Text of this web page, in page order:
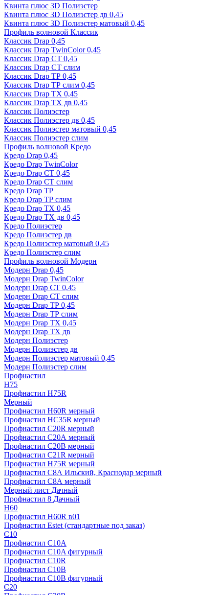
Квинта плюс 3D Полиэстер
Квинта плюс 3D Полиэстер дв 0,45
Квинта плюс 3D Полиэстер матовый 0,45
Профиль волновой Классик
Классик Drap 0,45
Классик Drap TwinColor 0,45
Классик Drap СТ 0,45
Классик Drap СТ слим
Классик Drap ТР 0,45
Классик Drap ТР слим 0,45
Классик Drap ТХ 0,45
Классик Drap ТХ дв 0,45
Классик Полиэстер
Классик Полиэстер дв 0,45
Классик Полиэстер матовый 0,45
Классик Полиэстер слим
Профиль волновой Кредо
Кредо Drap 0,45
Кредо Drap TwinColor
Кредо Drap СТ 0,45
Кредо Drap СТ слим
Кредо Drap ТР
Кредо Drap ТР слим
Кредо Drap ТХ 0,45
Кредо Drap ТХ дв 0,45
Кредо Полиэстер
Кредо Полиэстер дв
Кредо Полиэстер матовый 0,45
Кредо Полиэстер слим
Профиль волновой Модерн
Модерн Drap 0,45
Модерн Drap TwinColor
Модерн Drap СТ 0,45
Модерн Drap СТ слим
Модерн Drap ТР 0,45
Модерн Drap ТР слим
Модерн Drap ТХ 0,45
Модерн Drap ТХ дв
Модерн Полиэстер
Модерн Полиэстер дв
Модерн Полиэстер матовый 0,45
Модерн Полиэстер слим
Профнастил
H75
Профнастил H75R
Мерный
Профнастил H60R мерный
Профнастил HC35R мерный
Профнастил С20R мерный
Профнастил С20А мерный
Профнастил С20В мерный
Профнастил С21R мерный
Профнастил Н75R мерный
Профнастил С8А Ильский, Краснодар мерный
Профнастил С8А мерный
Мерный лист Дачный
Профнастил 8 Дачный
Н60
Профнастил H60R в01
Профнастил Estet (стандартные под заказ)
C10
Профнастил С10A
Профнастил С10A фигурный
Профнастил С10R
Профнастил С10В
Профнастил С10В фигурный
C20